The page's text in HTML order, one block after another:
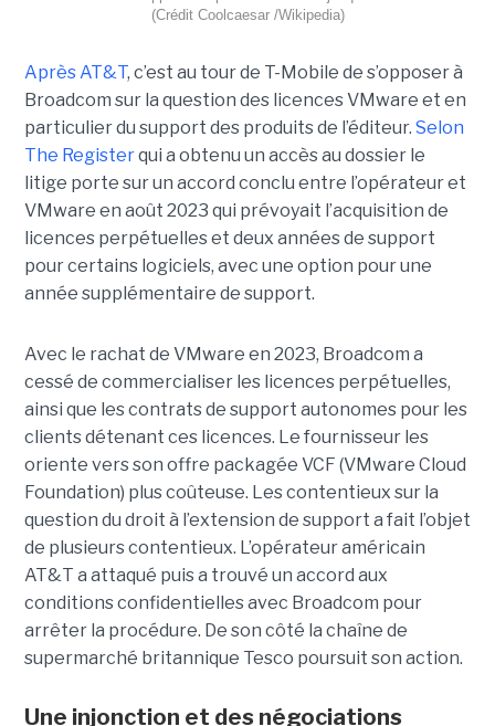
(Crédit Coolcaesar /Wikipedia)
Après AT&T, c’est au tour de T-Mobile de s’opposer à
Broadcom sur la question des licences VMware et en
particulier du support des produits de l’éditeur. Selon
The Registerqui a obtenu un accès au dossier le
litige porte sur un accord conclu entre l’opérateur et
VMware en août 2023 qui prévoyait l’acquisition de
licences perpétuelles et deux années de support
pour certains logiciels, avec une option pour une
année supplémentaire de support.
Avec le rachat de VMware en 2023, Broadcom a
cessé de commercialiser les licences perpétuelles,
ainsi que les contrats de support autonomes pour les
clients détenant ces licences. Le fournisseur les
oriente vers son offre packagée VCF (VMware Cloud
Foundation) plus coûteuse. Les contentieux sur la
question du droit à l’extension de support a fait l’objet
de plusieurs contentieux. L’opérateur américain
AT&T a attaqué puis a trouvé un accord aux
conditions confidentielles avec Broadcom pour
arrêter la procédure. De son côté la chaîne de
supermarché britannique Tesco poursuit son action.
Une injonction et des négociations